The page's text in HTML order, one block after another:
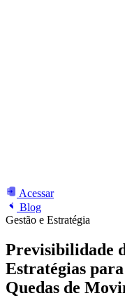
Acessar
Blog
Gestão e Estratégia
Previsibilidade
Estratégias
Quedas de